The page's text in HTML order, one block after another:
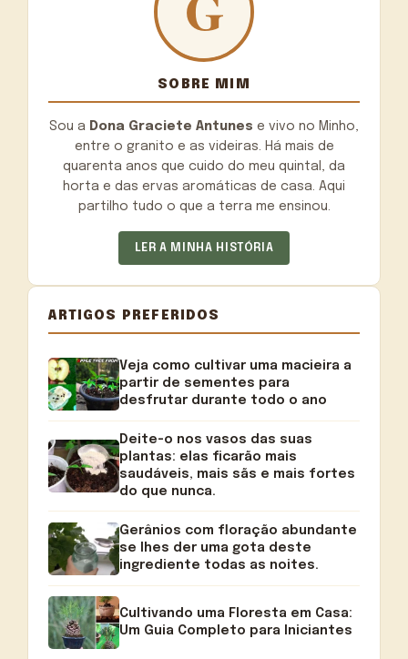
SOBRE MIM
Sou a Dona Graciete Antunes e vivo no Minho,
entre o granito e as videiras. Há mais de
quarenta anos que cuido do meu quintal, da
horta e das ervas aromáticas de casa. Aqui
partilho tudo o que a terra me ensinou.
LER A MINHA HISTÓRIA
ARTIGOS PREFERIDOS
Veja como cultivar uma macieira a
partir de sementes para
desfrutar durante todo o ano
Deite-o nos vasos das suas
plantas: elas ficarão mais
saudáveis, mais sãs e mais fortes
do que nunca.
Gerânios com floração abundante
se lhes der uma gota deste
ingrediente todas as noites.
Cultivando uma Floresta em Casa:
Um Guia Completo para Iniciantes